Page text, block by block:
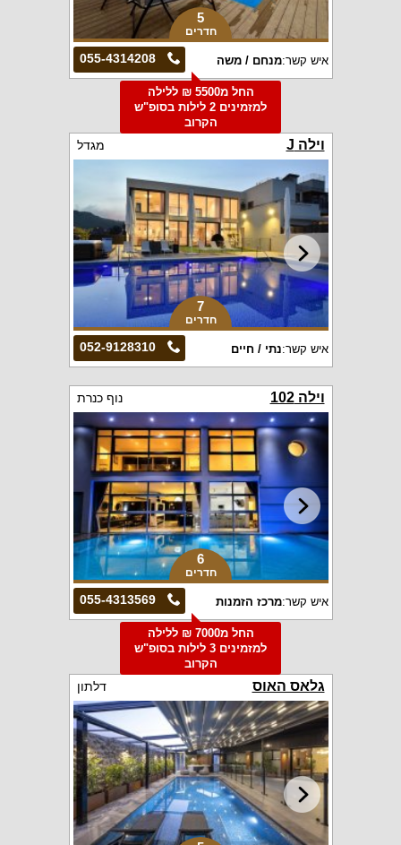
5
חדרים
055-4314208 איש קשר:מנחם / משה
החל מ5500 ₪ ללילה
למזמינים 2 לילות בסופ"ש
הקרוב
וילה J מגדל
7
חדרים
052-9128310 איש קשר:נתי / חיים
וילה 102 נוף כנרת
6
חדרים
055-4313569 איש קשר:מרכז הזמנות
החל מ7000 ₪ ללילה
למזמינים 3 לילות בסופ"ש
הקרוב
גלאס האוס דלתון